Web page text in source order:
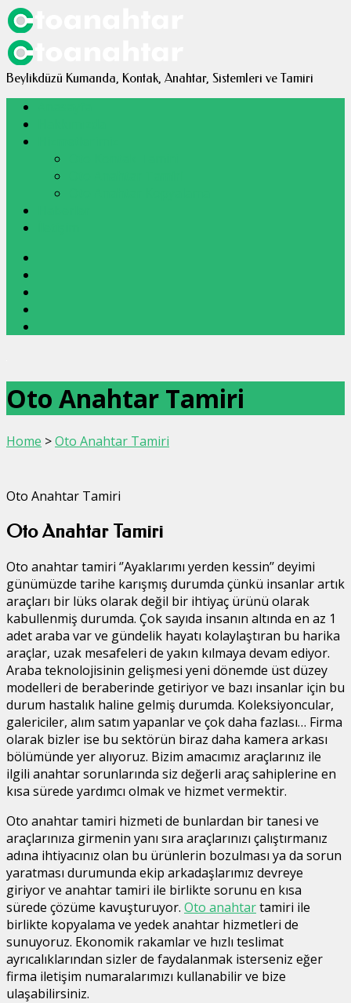
Beylikdüzü Kumanda, Kontak, Anahtar, Sistemleri ve Tamiri
Oto Anahtar Tamiri
Home >Oto Anahtar Tamiri
Oto Anahtar Tamiri
Oto Anahtar Tamiri
Oto anahtar tamiri ‘’Ayaklarımı yerden kessin’’ deyimi
günümüzde tarihe karışmış durumda çünkü insanlar artık
araçları bir lüks olarak değil bir ihtiyaç ürünü olarak
kabullenmiş durumda. Çok sayıda insanın altında en az 1
adet araba var ve gündelik hayatı kolaylaştıran bu harika
araçlar, uzak mesafeleri de yakın kılmaya devam ediyor.
Araba teknolojisinin gelişmesi yeni dönemde üst düzey
modelleri de beraberinde getiriyor ve bazı insanlar için bu
durum hastalık haline gelmiş durumda. Koleksiyoncular,
galericiler, alım satım yapanlar ve çok daha fazlası… Firma
olarak bizler ise bu sektörün biraz daha kamera arkası
bölümünde yer alıyoruz. Bizim amacımız araçlarınız ile
ilgili anahtar sorunlarında siz değerli araç sahiplerine en
kısa sürede yardımcı olmak ve hizmet vermektir.
Oto anahtar tamiri hizmeti de bunlardan bir tanesi ve
araçlarınıza girmenin yanı sıra araçlarınızı çalıştırmanız
adına ihtiyacınız olan bu ürünlerin bozulması ya da sorun
yaratması durumunda ekip arkadaşlarımız devreye
giriyor ve anahtar tamiri ile birlikte sorunu en kısa
sürede çözüme kavuşturuyor. Oto anahtartamiri ile
birlikte kopyalama ve yedek anahtar hizmetleri de
sunuyoruz. Ekonomik rakamlar ve hızlı teslimat
ayrıcalıklarından sizler de faydalanmak isterseniz eğer
firma iletişim numaralarımızı kullanabilir ve bize
ulaşabilirsiniz.